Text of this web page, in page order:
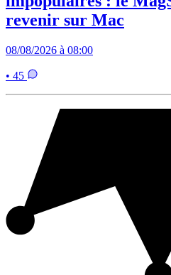
revenir sur Mac
08/08/2026 à 08:00
• 45